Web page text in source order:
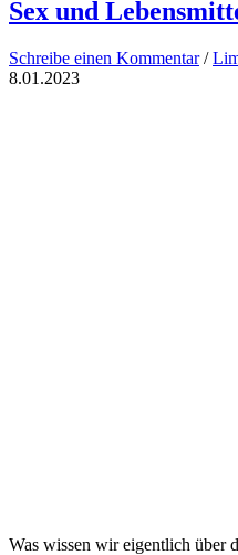
Sex und
Schreibe einen Kommentar /
8.01.2023
Was wissen wir eigentlich über